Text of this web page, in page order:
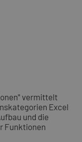
vermittelt
Excel
und die
Funktionen